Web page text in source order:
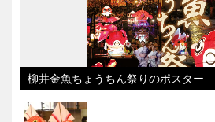
柳井金魚ちょうちん祭りのポスター